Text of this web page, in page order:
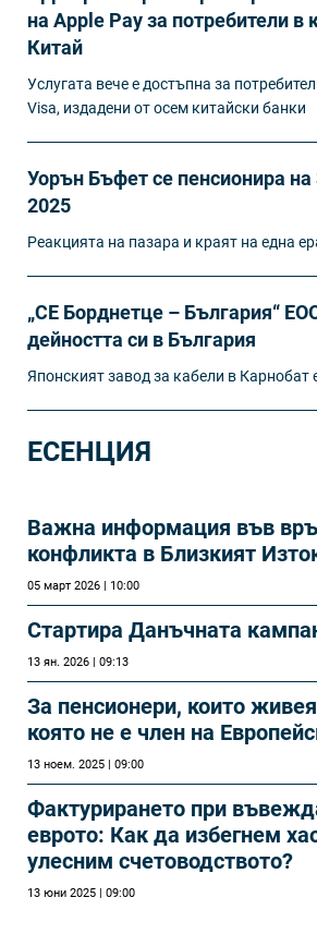
на Apple Pay за потребители в
Китай
Услугата вече е достъпна за
Visa, издадени от осем китайски банки
Уорън Бъфет се пенсионира
2025
Реакцията на пазара и краят на една
„СЕ Борднетце – България“
дейността си в България
Японският завод за кабели в Карнобат
ЕСЕНЦИЯ
Важна информация във
конфликта в Близкият
05 март 2026 | 10:00
Стартира Данъчната
13 ян. 2026 | 09:13
За пенсионери, които
която не е член на
13 ноем. 2025 | 09:00
Фактурирането при
еврото: Как да избегнем
улесним счетоводството?
13 юни 2025 | 09:00